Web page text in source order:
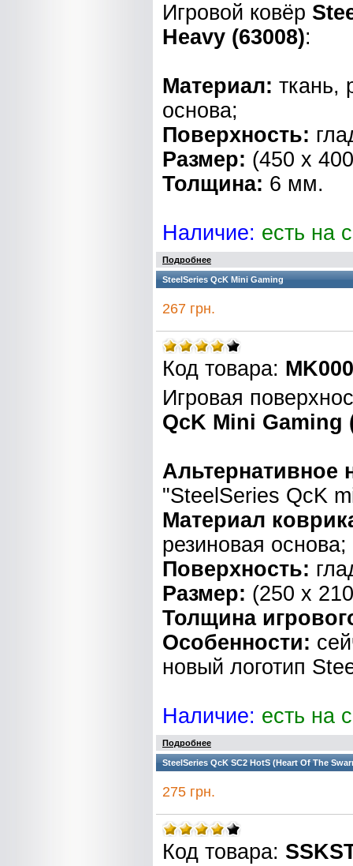
Игровой ковёр
Heavy (63008):
Материал: ткань,
основа;
Поверхность:
Размер: (450 x
Толщина: 6 мм.
Наличие: есть на
Подробнее
SteelSeries QcK Mini Gaming
267 грн.
Код товара:
Игровая
QcK Mini Gaming
Альтернативное
"SteelSeries QcK
Материал
резиновая основа;
Поверхность:
Размер: (250 x
Толщина
Особенности:
новый логотип
Наличие: есть на
Подробнее
SteelSeries QcK SC2 HotS (Heart Of The
275 грн.
Код товара: